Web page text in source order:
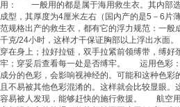
用： 一般用的都是属于海用救生衣。其内部
成型，其厚度为4厘米左右（国内产的是5－6片
范规格出产的救生衣 ，都有它的浮力规范：一
千克/24小时，这样才干保证胸部以上浮出水
穿在身上；拉好拉链，双手拉紧前领缚带，缚好
牢；穿妥后查看每一处是否缚牢。 运用色彩：
成分的色彩，会影响视神经的。可能和这种色彩
且不易被其他色彩混淆的。这样就会比较显眼。
容易被人发现，能够赶快的施行救援。 航